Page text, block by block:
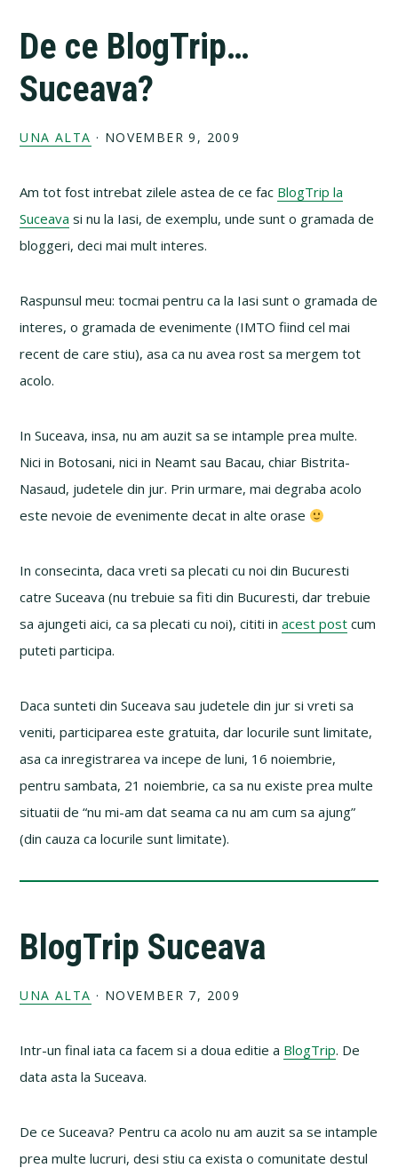
De ce BlogTrip…
Suceava?
UNA ALTA · NOVEMBER 9, 2009
Am tot fost intrebat zilele astea de ce fac BlogTrip la
Suceava si nu la Iasi, de exemplu, unde sunt o gramada de
bloggeri, deci mai mult interes.
Raspunsul meu: tocmai pentru ca la Iasi sunt o gramada de
interes, o gramada de evenimente (IMTO fiind cel mai
recent de care stiu), asa ca nu avea rost sa mergem tot
acolo.
In Suceava, insa, nu am auzit sa se intample prea multe.
Nici in Botosani, nici in Neamt sau Bacau, chiar Bistrita-
Nasaud, judetele din jur. Prin urmare, mai degraba acolo
este nevoie de evenimente decat in alte orase
In consecinta, daca vreti sa plecati cu noi din Bucuresti
catre Suceava (nu trebuie sa fiti din Bucuresti, dar trebuie
sa ajungeti aici, ca sa plecati cu noi), cititi inacest post cum
puteti participa.
Daca sunteti din Suceava sau judetele din jur si vreti sa
veniti, participarea este gratuita, dar locurile sunt limitate,
asa ca inregistrarea va incepe de luni, 16 noiembrie,
pentru sambata, 21 noiembrie, ca sa nu existe prea multe
situatii de “nu mi-am dat seama ca nu am cum sa ajung”
(din cauza ca locurile sunt limitate).
BlogTrip Suceava
UNA ALTA · NOVEMBER 7, 2009
Intr-un final iata ca facem si a doua editie a BlogTrip. De
data asta la Suceava.
De ce Suceava? Pentru ca acolo nu am auzit sa se intample
prea multe lucruri, desi stiu ca exista o comunitate destul